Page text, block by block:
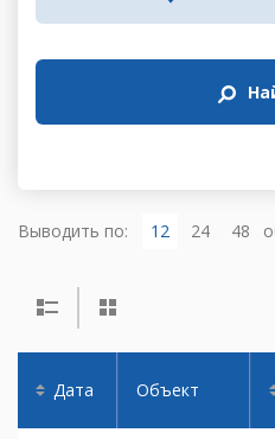
Выводить по: 12 24 48
Дата Объект